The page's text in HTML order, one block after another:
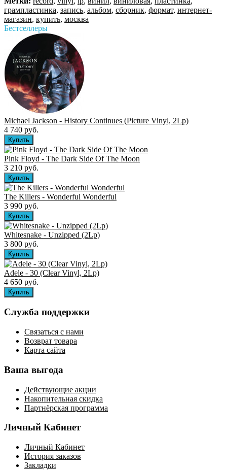
грампластинка, запись, альбом, сборник, формат, интернет-
магазин, купить, москва
Бестселлеры
Michael Jackson - History Continues (Picture Vinyl, 2Lp)
4 740 руб.
Pink Floyd - The Dark Side Of The Moon
3 210 руб.
The Killers ‎- Wonderful Wonderful
3 990 руб.
Whitesnake - Unzipped (2Lp)
3 800 руб.
Adele - 30 (Clear Vinyl, 2Lp)
4 650 руб.
Служба поддержки
Связаться с нами
Возврат товара
Карта сайта
Ваша выгода
Действующие акции
Накопительная скидка
Партнёрская программа
Личный Кабинет
Личный Кабинет
История заказов
Закладки